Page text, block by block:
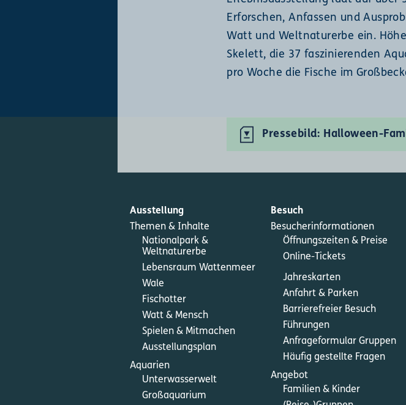
Erforschen, Anfassen und
Watt und Weltnaturerbe ein.
Skelett, die 37 faszinierenden
pro Woche die Fische im
Pressebild: Halloween-
Ausstellung
Themen & Inhalte
Nationalpark &
Weltnaturerbe
Lebensraum Wattenmeer
Wale
Fischotter
Watt & Mensch
Spielen & Mitmachen
Ausstellungsplan
Aquarien
Unterwasserwelt
Großaquarium
Besuch
Besucherinformationen
Öffnungszeiten & Preise
Online-Tickets
Jahreskarten
Anfahrt & Parken
Barrierefreier Besuch
Führungen
Anfrageformular Gruppen
Häufig gestellte Fragen
Angebot
Familien & Kinder